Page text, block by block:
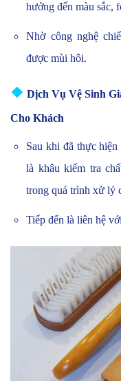
hưởng đến màu sắc,
Nhờ công nghệ
được mùi hôi.
❖ Dịch Vụ Vệ Sinh
Cho Khách
Sau khi đã thực
là khâu kiểm tra
trong quá trình xử lý
Tiếp đến là liên hệ